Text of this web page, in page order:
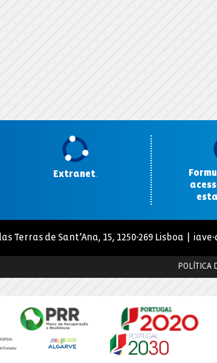
Extranet.
Terras de Sant’Ana, 15, 1250-269 Lisboa |
POLÍTICA